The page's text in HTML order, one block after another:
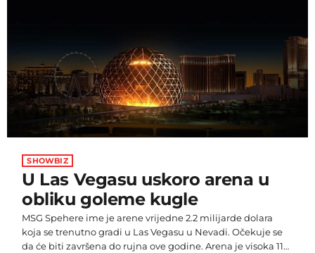
SHOWBIZ
U Las Vegasu uskoro arena u
obliku goleme kugle
MSG Spehere ime je arene vrijedne 2.2 milijarde dolara
koja se trenutno gradi u Las Vegasu u Nevadi. Očekuje se
da će biti završena do rujna ove godine. Arena je visoka 110